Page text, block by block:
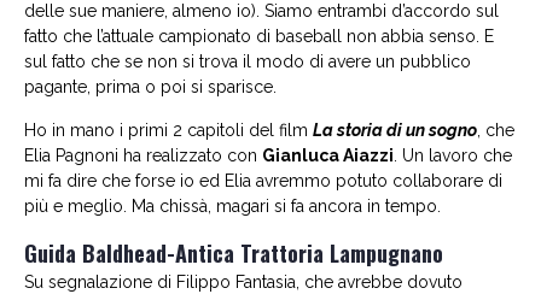
delle sue maniere, almeno io). Siamo entrambi d’accordo sul
fatto che l’attuale campionato di baseball non abbia senso. E
sul fatto che se non si trova il modo di avere un pubblico
pagante, prima o poi si sparisce.
Ho in mano i primi 2 capitoli del film La storia di un sogno , che
Elia Pagnoni ha realizzato con Gianluca Aiazzi . Un lavoro che
mi fa dire che forse io ed Elia avremmo potuto collaborare di
più e meglio. Ma chissà, magari si fa ancora in tempo.
Guida Baldhead-Antica Trattoria Lampugnano
Su segnalazione di Filippo Fantasia, che avrebbe dovuto